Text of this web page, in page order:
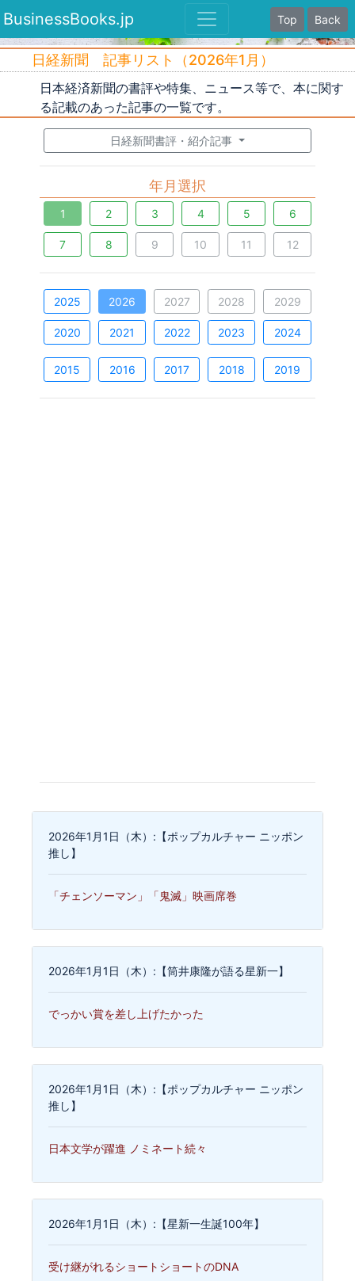
BusinessBooks.jp Top Back
日経新聞 記事リスト（2026年1月）
日本経済新聞の書評や特集、ニュース等で、本に関す
る記載のあった記事の一覧です。
日経新聞書評・紹介記事
年月選択
1 2 3 4 5 6
7 8 9 10 11 12
2025 2026 2027 2028 2029
2020 2021 2022 2023 2024
2015 2016 2017 2018 2019
2026年1月1日（木）:【ポップカルチャー ニッポン
推し】
「チェンソーマン」「鬼滅」映画席巻
2026年1月1日（木）:【筒井康隆が語る星新一】
でっかい賞を差し上げたかった
2026年1月1日（木）:【ポップカルチャー ニッポン
推し】
日本文学が躍進 ノミネート続々
2026年1月1日（木）:【星新一生誕100年】
受け継がれるショートショートのDNA